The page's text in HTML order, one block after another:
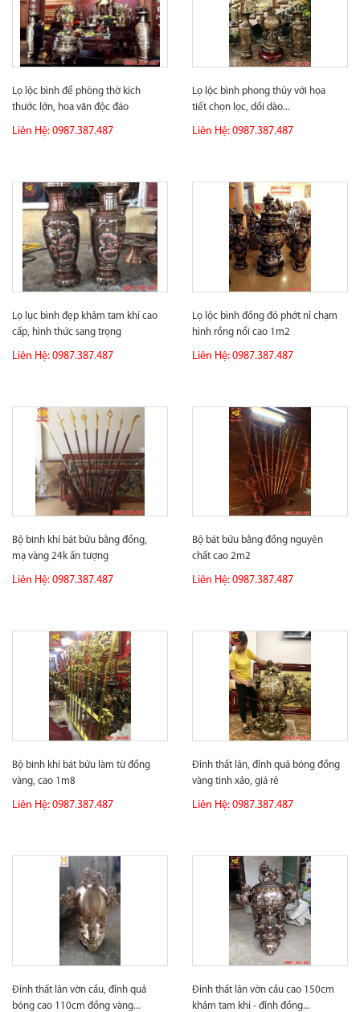
Lọ lộc bình để phòng thờ kích
thước lớn, hoa văn độc đáo
Liên Hệ: 0987.387.487
Lọ lộc bình phong thủy với họa
tiết chọn lọc, dồi dào...
Liên Hệ: 0987.387.487
Lọ lục bình đẹp khảm tam khí cao
cấp, hình thức sang trọng
Liên Hệ: 0987.387.487
Lọ lộc bình đồng đỏ phớt nỉ chạm
hình rồng nổi cao 1m2
Liên Hệ: 0987.387.487
Bộ binh khí bát bửu bằng đồng,
mạ vàng 24k ấn tượng
Liên Hệ: 0987.387.487
Bộ bát bửu bằng đồng nguyên
chất cao 2m2
Liên Hệ: 0987.387.487
Bộ binh khí bát bửu làm từ đồng
vàng, cao 1m8
Liên Hệ: 0987.387.487
Đỉnh thất lân, đỉnh quả bóng đồng
vàng tinh xảo, giá rẻ
Liên Hệ: 0987.387.487
Đỉnh thất lân vờn cầu, đỉnh quả
bóng cao 110cm đồng vàng...
Đỉnh thất lân vờn cầu cao 150cm
khảm tam khí - đỉnh đồng...